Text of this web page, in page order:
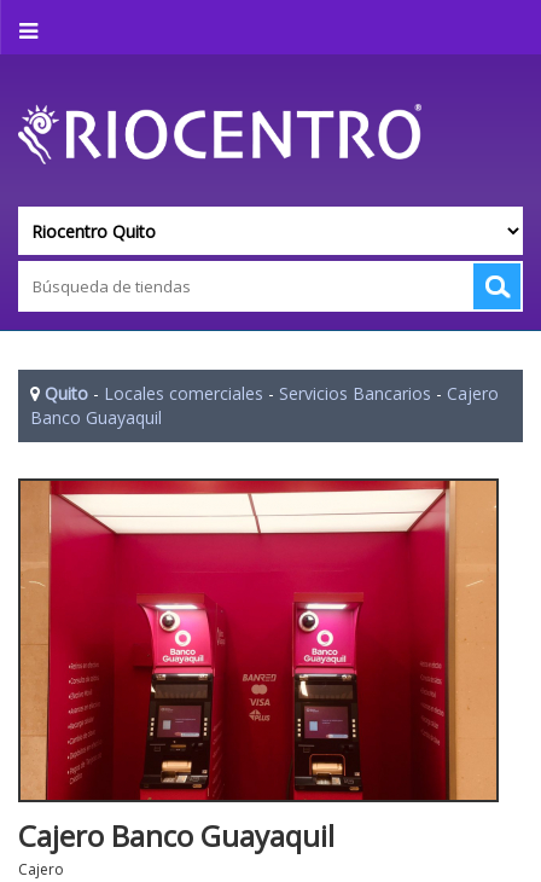
Quito - Locales comerciales - Servicios Bancarios - Cajero
Banco Guayaquil
Cajero Banco Guayaquil
Cajero